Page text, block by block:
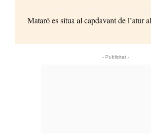
Mataró es situa al capdavant de l’atur
- Publicitat -